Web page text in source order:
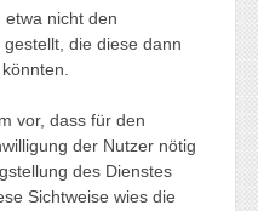
nicht den
die diese dann
vor, dass für den
der Nutzer nötig
des Dienstes
Sichtweise wies die